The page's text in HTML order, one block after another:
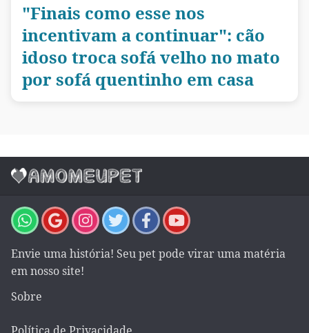
"Finais como esse nos
incentivam a continuar": cão
idoso troca sofá velho no mato
por sofá quentinho em casa
Envie uma história! Seu pet pode virar uma matéria
em nosso site!
Sobre